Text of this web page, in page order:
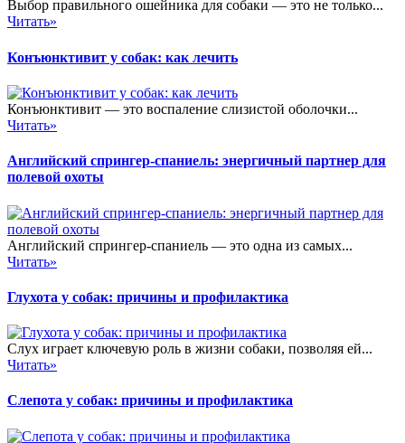
Выбор правильного ошейника для собаки — это не только...
Читать»
Конъюнктивит у собак: как лечить
Конъюнктивит — это воспаление слизистой оболочки...
Читать»
Английский спрингер-спаниель: энергичный партнер для
полевой охоты
Английский спрингер-спаниель — это одна из самых...
Читать»
Глухота у собак: причины и профилактика
Слух играет ключевую роль в жизни собаки, позволяя ей...
Читать»
Слепота у собак: причины и профилактика